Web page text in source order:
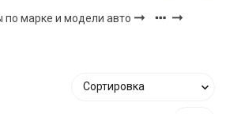
по марке и модели авто